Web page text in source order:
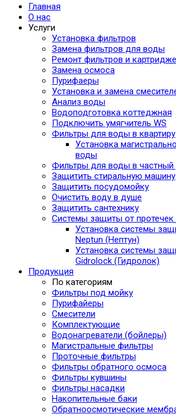
Главная
О нас
Услуги
Установка фильтров
Замена фильтров для воды
Ремонт фильтров и
Замена осмоса
Пурифаеры
Установка и замена
Анализ воды
Водоподготовка коттеджная
Подключить умягчитель WS
Фильтры для воды в квартиру
Установка
воды
Фильтры для воды в
Защитить стиральную машину
Защитить посудомойку
Очистить воду в душе
Защитить сантехнику
Системы защиты от
Установка системы
Neptun (Нептун)
Установка системы
Gidrolock (Гидролок)
Продукция
По категориям
Фильтры под мойку
Пурифайеры
Смесители
Комплектующие
Водонагреватели (бойлеры)
Магистральные фильтры
Проточные фильтры
Фильтры обратного осмоса
Фильтры кувшины
Фильтры насадки
Накопительные баки
Обратноосмотические